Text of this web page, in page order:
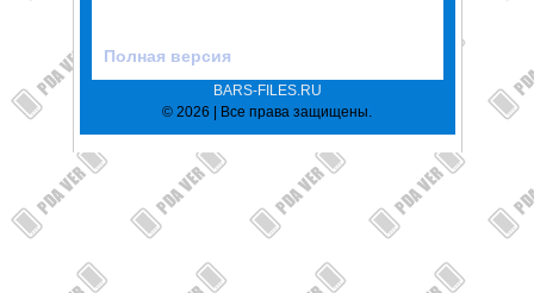
Полная версия
BARS-FILES.RU
© 2026 | Все права защищены.